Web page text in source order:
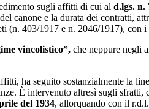
sugli affitti di cui al d.lgs. n.
canone e la durata dei contratti,
403/1917 e n. 2046/1917), con
vincolistico”, che neppure negli
ha seguito sostanzialmente la
È intervenuto altresì sugli
del 1934, allorquando con il